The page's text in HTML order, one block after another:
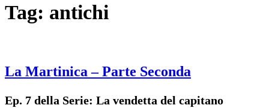
Tag: antichi
La Martinica – Parte Seconda
Ep. 7 della Serie: La vendetta del capitano